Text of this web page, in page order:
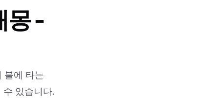
몽 -
불에 타는
있습니다.